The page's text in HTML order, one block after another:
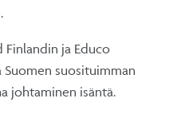
Finlandin ja Educo
suosituimman
johtaminen isäntä.